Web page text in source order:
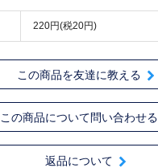
220円(税20円)
この商品を友達に教える
この商品について問い合わせる
返品について